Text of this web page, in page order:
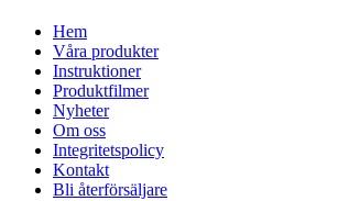
Hem
Våra produkter
Instruktioner
Produktfilmer
Nyheter
Om oss
Integritetspolicy
Kontakt
Bli återförsäljare